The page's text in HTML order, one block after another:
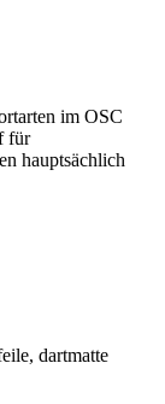
im OSC
für
hauptsächlich
dartmatte